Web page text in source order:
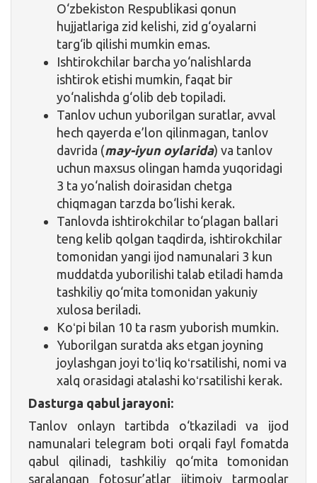
O‘zbekiston Respublikasi qonun
hujjatlariga zid kelishi, zid g‘oyalarni
targ‘ib qilishi mumkin emas.
Ishtirokchilar barcha yo‘nalishlarda
ishtirok etishi mumkin, faqat bir
yo‘nalishda g‘olib deb topiladi.
Tanlov uchun yuborilgan suratlar, avval
hech qayerda e’lon qilinmagan, tanlov
davrida (may-iyun oylarida) va tanlov
uchun maxsus olingan hamda yuqoridagi
3 ta yo‘nalish doirasidan chetga
chiqmagan tarzda bo‘lishi kerak.
Tanlovda ishtirokchilar to‘plagan ballari
teng kelib qolgan taqdirda, ishtirokchilar
tomonidan yangi ijod namunalari 3 kun
muddatda yuborilishi talab etiladi hamda
tashkiliy qo‘mita tomonidan yakuniy
xulosa beriladi.
Koʻpi bilan 10 ta rasm yuborish mumkin.
Yuborilgan suratda aks etgan joyning
joylashgan joyi toʻliq koʻrsatilishi, nomi va
xalq orasidagi atalashi koʻrsatilishi kerak.
Dasturga qabul jarayoni:
Tanlov onlayn tartibda o‘tkaziladi va ijod
namunalari telegram boti orqali fayl fomatda
qabul qilinadi, tashkiliy qo‘mita tomonidan
saralangan fotosur’atlar ijtimoiy tarmoqlar